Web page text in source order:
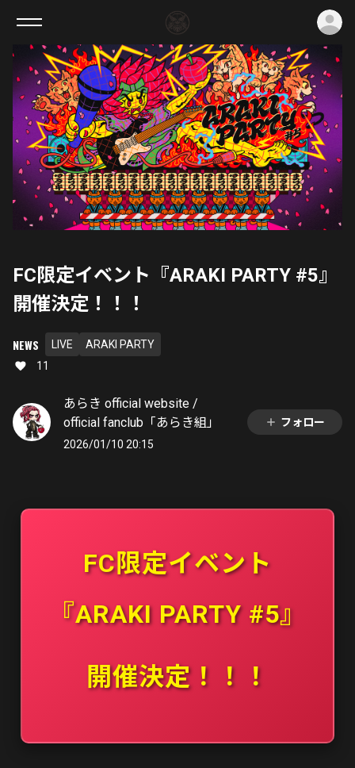
FC限定イベント『ARAKI PARTY #5』
開催決定！！！
NEWS LIVE
ARAKI PARTY
11
あらき official website /
official fanclub「あらき組」
2026/01/10 20:15
フォロー
FC限定イベント
『ARAKI PARTY #5』
開催決定！！！